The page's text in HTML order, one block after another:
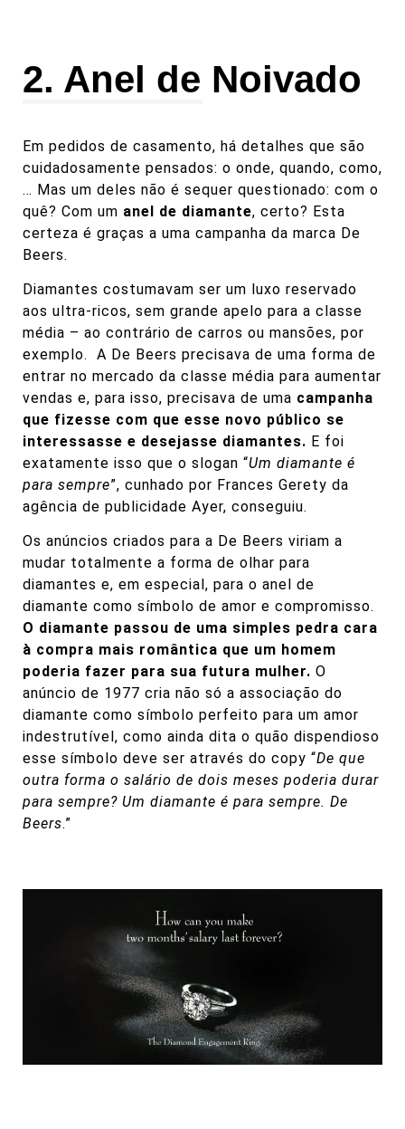
2. Anel de Noivado
Em pedidos de casamento, há detalhes que são
cuidadosamente pensados: o onde, quando, como,
… Mas um deles não é sequer questionado: com o
quê? Com um anel de diamante, certo? Esta
certeza é graças a uma campanha da marca De
Beers.
Diamantes costumavam ser um luxo reservado
aos ultra-ricos, sem grande apelo para a classe
média – ao contrário de carros ou mansões, por
exemplo. A De Beers precisava de uma forma de
entrar no mercado da classe média para aumentar
vendas e, para isso, precisava de uma campanha
que fizesse com que esse novo público se
interessasse e desejasse diamantes. E foi
exatamente isso que o slogan “Um diamante é
para sempre”, cunhado por Frances Gerety da
agência de publicidade Ayer, conseguiu.
Os anúncios criados para a De Beers viriam a
mudar totalmente a forma de olhar para
diamantes e, em especial, para o anel de
diamante como símbolo de amor e compromisso.
O diamante passou de uma simples pedra cara
à compra mais romântica que um homem
poderia fazer para sua futura mulher. O
anúncio de 1977 cria não só a associação do
diamante como símbolo perfeito para um amor
indestrutível, como ainda dita o quão dispendioso
esse símbolo deve ser através do copy “De que
outra forma o salário de dois meses poderia durar
para sempre? Um diamante é para sempre. De
Beers.”